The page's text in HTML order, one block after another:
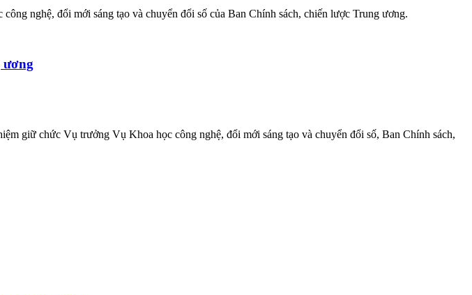
nghệ, đổi mới sáng tạo và chuyển đổi số của Ban Chính sách, chiến lược Trung ương.
ương
giữ chức Vụ trưởng Vụ Khoa học công nghệ, đổi mới sáng tạo và chuyển đổi số, Ban Chính sách,